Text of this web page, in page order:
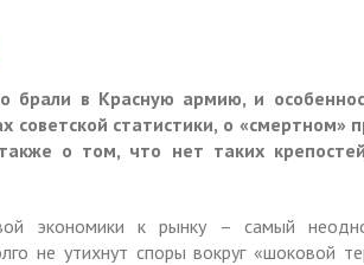
брали в Красную армию, и
советской статистики, о «смертном»
о том, что нет таких
экономики к рынку – самый
не утихнут споры вокруг «шоковой